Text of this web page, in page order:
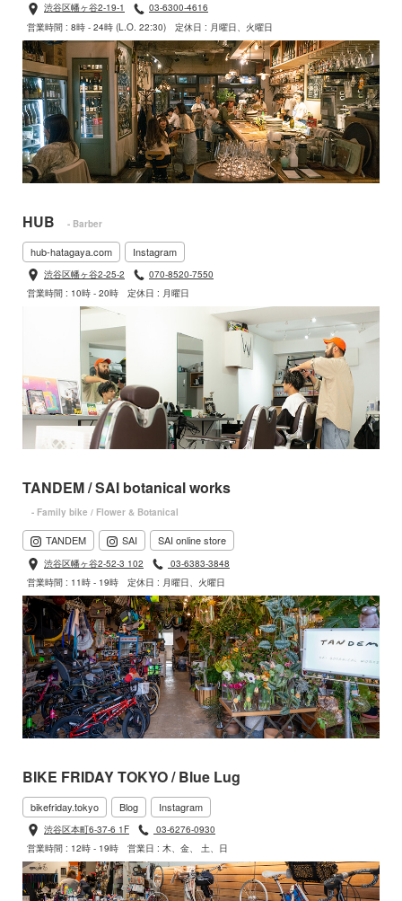
渋谷区幡ヶ谷2-19-1
03-6300-4616
営業時間 : 8時 - 24時 (L.O. 22:30)
定休日 : 月曜日、火曜日
HUB - Barber
hub-hatagaya.com Instagram
渋谷区幡ヶ谷2-25-2
070-8520-7550
営業時間 : 10時 - 20時
定休日 : 月曜日
TANDEM / SAI botanical works
- Family bike / Flower & Botanical
TANDEM SAI SAI online store
渋谷区幡ヶ谷2-52-3 102
03-6383-3848
営業時間 : 11時 - 19時
定休日 : 月曜日、火曜日
BIKE FRIDAY TOKYO / Blue Lug
bikefriday.tokyo Blog Instagram
渋谷区本町6-37-6 1F
03-6276-0930
営業時間 : 12時 - 19時
営業日 : 木、金、 土、日